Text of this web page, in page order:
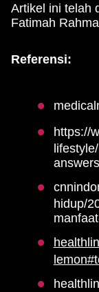
Artikel ini telah
Fatimah
Referensi:
https://
hidup/